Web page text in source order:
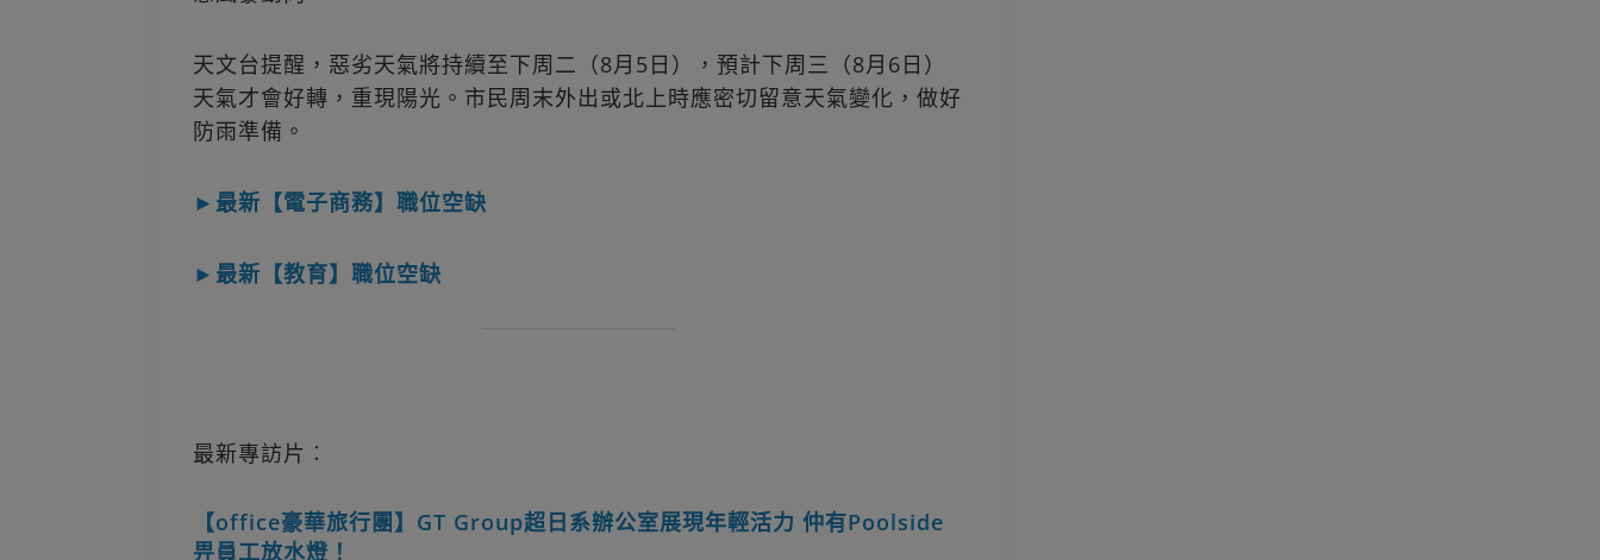
天文台提醒，惡劣天氣將持續至下周二（8月5日），預計下周三（8月6日）
天氣才會好轉，重現陽光。市民周末外出或北上時應密切留意天氣變化，做好
防雨準備。
►最新【電子商務】職位空缺
►最新【教育】職位空缺
最新專訪片︰
【office豪華旅行團】GT Group超日系辦公室展現年輕活力 仲有Poolside
畀員工放水燈！